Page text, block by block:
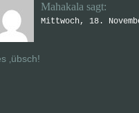
Mahakala sagt:
Mittwoch, 18.
‚übsch!